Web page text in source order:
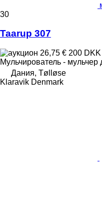
30
Taarup 307
26,75 € 200 DKK
Мульчирователь - мульчер
Дания, Tølløse
Klaravik Denmark